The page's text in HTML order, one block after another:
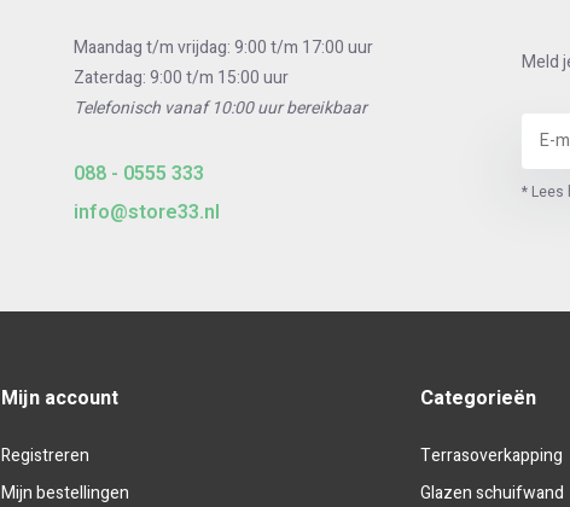
Maandag t/m vrijdag: 9:00 t/m 17:00 uur
Zaterdag: 9:00 t/m 15:00 uur
Telefonisch vanaf 10:00 uur bereikbaar
088 - 0555 333
info@store33.nl
Meld
* Lees
Mijn account
Registreren
Mijn bestellingen
Categorieën
Terrasoverkapping
Glazen schuifwand